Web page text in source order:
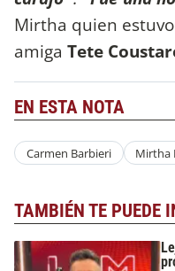
Mirtha quien
amiga Tete
EN ESTA NOTA
Carmen Barbieri Mirtha
TAMBIÉN TE PUEDE